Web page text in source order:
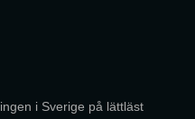
i Sverige på lättläst